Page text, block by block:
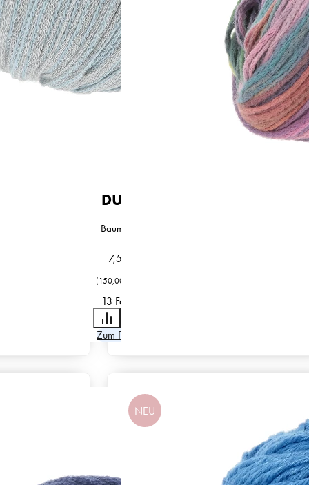
DUETT
Baumwolle
7,50
( 150,00
13 Farben
Zum Produkt
NEU